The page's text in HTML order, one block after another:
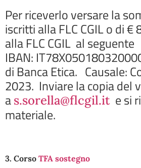
Per riceverlo versare la
iscritti alla FLC CGIL o di €
alla FLC CGIL al seguente
IBAN:
di Banca Etica. Causale:
2023. Inviare la copia del
as.sorella@flcgil.it e si
materiale.
3. Corso TFA sostegno